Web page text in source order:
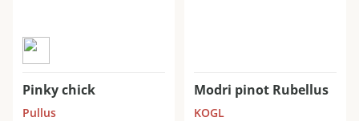
Pinky chick
Pullus
Modri pinot Rubellus
KOGL